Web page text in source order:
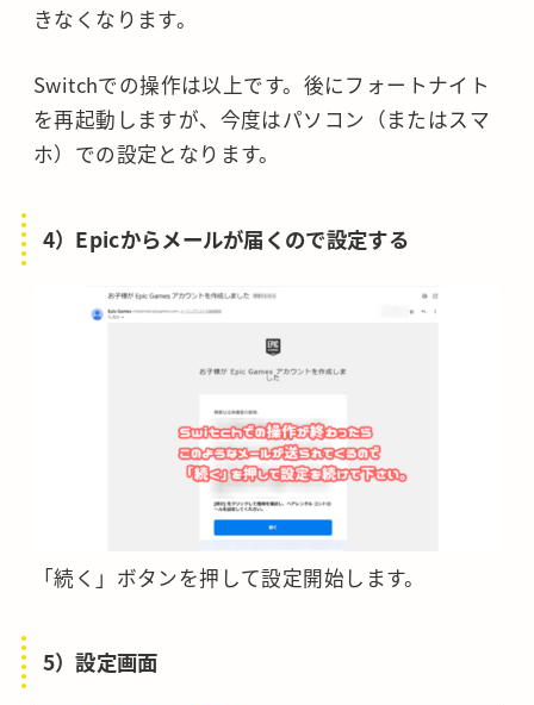
きなくなります。
Switchでの操作は以上です。後にフォートナイト
を再起動しますが、今度はパソコン（またはスマ
ホ）での設定となります。
4）Epicからメールが届くので設定する
「続く」ボタンを押して設定開始します。
5）設定画面